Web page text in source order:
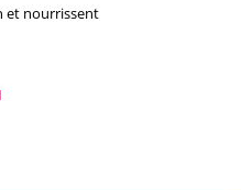
et nourrissent